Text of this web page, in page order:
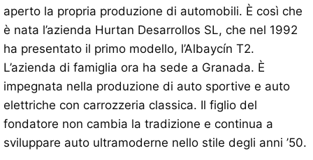
aperto la propria produzione di automobili. È così che
è nata l’azienda Hurtan Desarrollos SL, che nel 1992
ha presentato il primo modello, l’Albaycín T2.
L’azienda di famiglia ora ha sede a Granada. È
impegnata nella produzione di auto sportive e auto
elettriche con carrozzeria classica. Il figlio del
fondatore non cambia la tradizione e continua a
sviluppare auto ultramoderne nello stile degli anni ’50.